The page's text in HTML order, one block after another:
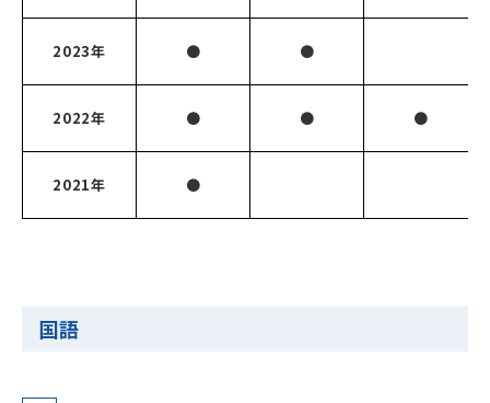
2023年 ● ●
2022年 ● ● ●
2021年 ●
国語